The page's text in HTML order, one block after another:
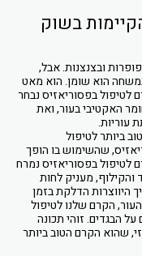
בשוק
ובצנצנות. אבל,
במשחה הוא שומן. הוא מאט
לטיפול בפסוריאזיס נבחר
האקטיבי בעור, ואת
עוריות.
ביותר לטיפול
שהשימוש בו הופך
לטיפול בפסוריאזיס נמרח
והקילוף, מעניק לחות
היווצרות הדלקת בזמן
הקרם שלנו לטיפול
הבגדים. זוהי תכונה
שהוא הקרם הטוב ביותר